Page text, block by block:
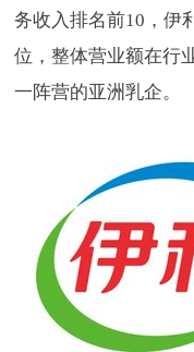
务收入排名前10，伊
位，整体营业额在行
一阵营的亚洲乳企。